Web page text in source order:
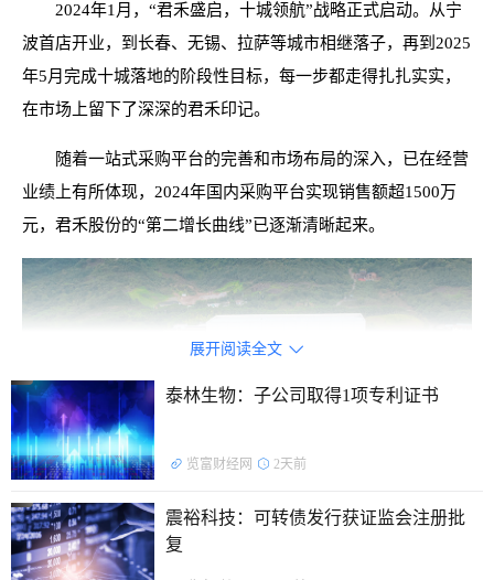
2024年1月，“君禾盛启，十城领航”战略正式启动。从宁
波首店开业，到长春、无锡、拉萨等城市相继落子，再到2025
年5月完成十城落地的阶段性目标，每一步都走得扎扎实实，
在市场上留下了深深的君禾印记。
随着一站式采购平台的完善和市场布局的深入，已在经营
业绩上有所体现，2024年国内采购平台实现销售额超1500万
元，君禾股份的“第二增长曲线”已逐渐清晰起来。
“十城领航”战略成功落地
展开阅读全文 
泰林生物：子公司取得1项专利证书
览富财经网 2天前
震裕科技：可转债发行获证监会注册批
复